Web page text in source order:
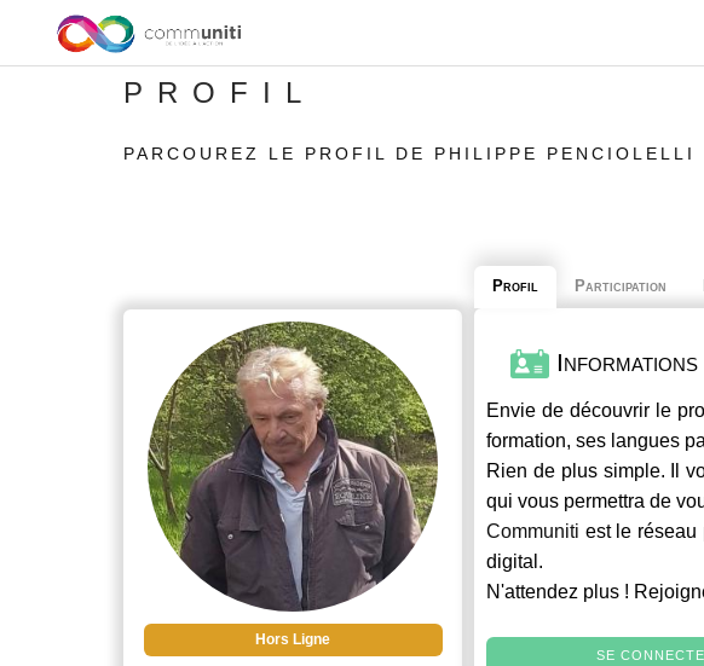
PROFIL
PARCOUREZ LE PROFIL DE PHILIPPE PENCIOLELLI
Hors Ligne
Profil Participation
Envie de découvrir le
formation, ses langues
Rien de plus simple. Il
qui vous permettra de
Communiti est le réseau
digital.
N'attendez plus !
SE